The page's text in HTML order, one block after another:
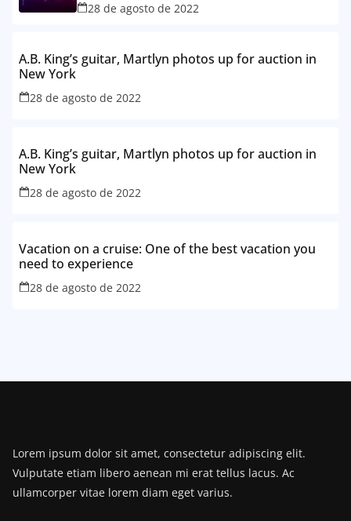
28 de agosto de 2022
A.B. King’s guitar, Martlyn photos up for auction in
New York
28 de agosto de 2022
A.B. King’s guitar, Martlyn photos up for auction in
New York
28 de agosto de 2022
Vacation on a cruise: One of the best vacation you
need to experience
28 de agosto de 2022
Lorem ipsum dolor sit amet, consectetur adipiscing elit.
Vulputate etiam libero aenean mi erat tellus lacus. Ac
ullamcorper vitae lorem diam eget varius.